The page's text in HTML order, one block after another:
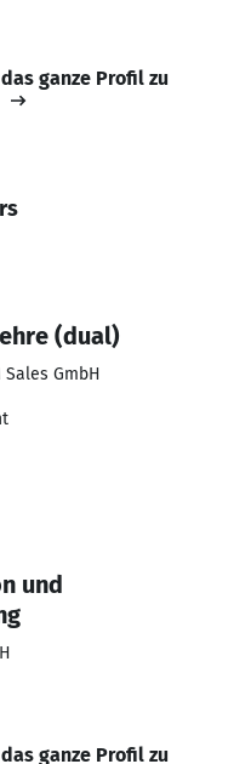
ganze Profil zu
(dual)
GmbH
und
ganze Profil zu